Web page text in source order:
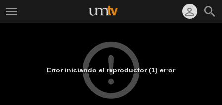
Error iniciando el reproductor (1) error